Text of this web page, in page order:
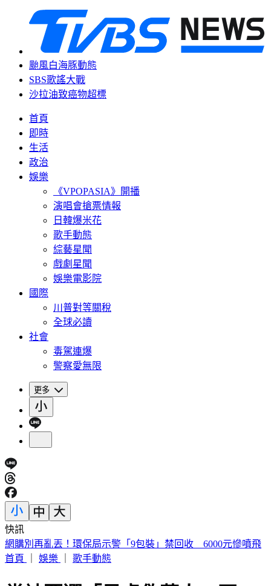
颱風白海豚動態
SBS歌謠大戰
沙拉油致癌物超標
首頁
即時
生活
政治
娛樂
《VPOPASIA》開播
演唱會搶票情報
日韓爆米花
歌手動態
綜藝星聞
戲劇星聞
娛樂電影院
國際
川普對等關稅
全球必讀
社會
毒駕連爆
警察愛無限
更多
快訊
荷姆茲海峽通航傳進展！美官員：伊朗、阿曼預期很快達成協
議